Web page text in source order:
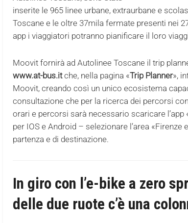
inserite le 965 linee urbane, extraurbane e
Toscane e le oltre 37mila fermate presenti nei
app i viaggiatori potranno pianificare il loro
Moovit fornirà ad Autolinee Toscane il trip
www.at-bus.itche, nella pagina «Trip Planner»,
Moovit, creando così un unico ecosistema
consultazione che per la ricerca dei percorsi
orari e percorsi sarà necessario scaricare
per IOS e Android – selezionare l’area «Firenze
partenza e di destinazione.
In giro con l’e-bike a zero
delle due ruote c’è una